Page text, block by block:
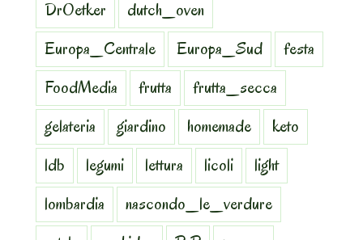
DrOetker
dutch_oven
Europa_Centrale
Europa_Sud
festa
FoodMedia
frutta
frutta_secca
gelateria
giardino homemade
keto
ldb
legumi lettura licoli
light
lombardia
nascondo_le_verdure